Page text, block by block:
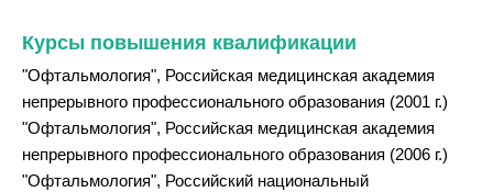
Курсы повышения квалификации
"Офтальмология", Российская медицинская академия
непрерывного профессионального образования (2001 г.)
"Офтальмология", Российская медицинская академия
непрерывного профессионального образования (2006 г.)
"Офтальмология", Российский национальный